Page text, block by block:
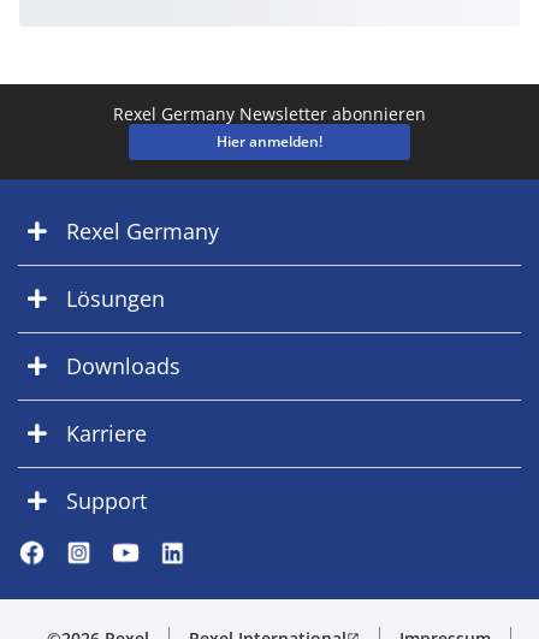
Rexel Germany Newsletter abonnieren
Hier anmelden!
Rexel Germany
Lösungen
Downloads
Karriere
Support